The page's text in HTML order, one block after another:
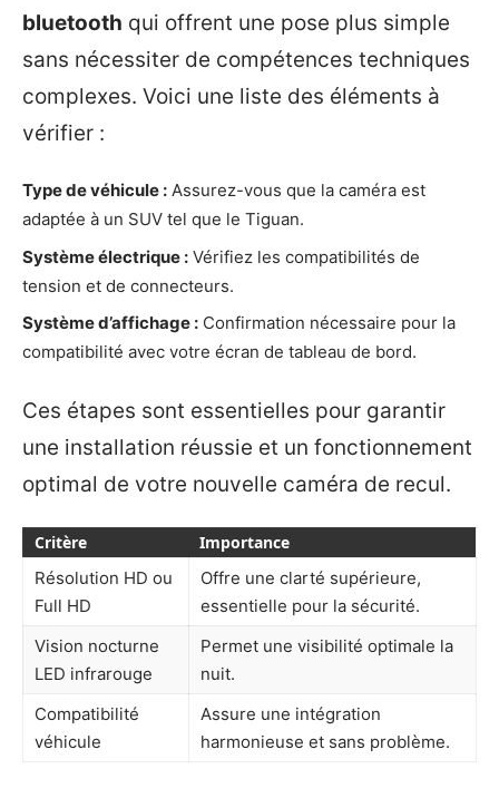
bluetooth qui offrent une pose plus simple
sans nécessiter de compétences techniques
complexes. Voici une liste des éléments à
vérifier :
Type de véhicule : Assurez-vous que la caméra est
adaptée à un SUV tel que le Tiguan.
Système électrique : Vérifiez les compatibilités de
tension et de connecteurs.
Système d’affichage : Confirmation nécessaire pour la
compatibilité avec votre écran de tableau de bord.
Ces étapes sont essentielles pour garantir
une installation réussie et un fonctionnement
optimal de votre nouvelle caméra de recul.
Critère
Importance
Résolution HD ou
Full HD
Offre une clarté supérieure,
essentielle pour la sécurité.
Vision nocturne
LED infrarouge
Permet une visibilité optimale la
nuit.
Compatibilité
véhicule
Assure une intégration
harmonieuse et sans problème.